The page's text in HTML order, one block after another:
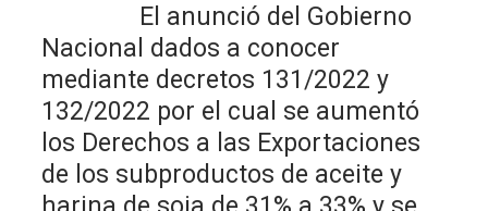
El anunció del Gobierno
Nacional dados a conocer
mediante decretos 131/2022 y
132/2022 por el cual se aumentó
los Derechos a las Exportaciones
de los subproductos de aceite y